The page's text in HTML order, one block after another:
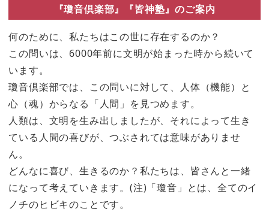
『瓊音倶楽部』『皆神塾』のご案内
何のために、私たちはこの世に存在するのか？
この問いは、6000年前に文明が始まった時から続いて
います。
瓊音倶楽部では、この問いに対して、人体（機能）と
心（魂）からなる「人間」を見つめます。
人類は、文明を生み出しましたが、それによって生き
ている人間の喜びが、つぶされては意味がありませ
ん。
どんなに喜び、生きるのか？私たちは、皆さんと一緒
になって考えていきます。(注)「瓊音」とは、全てのイ
ノチのヒビキのことです。